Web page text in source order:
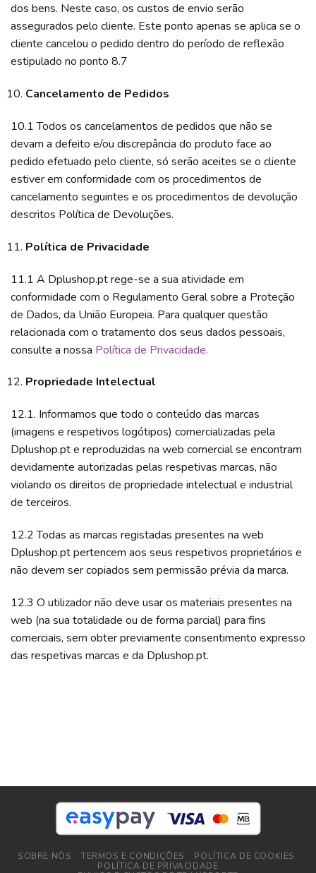
dos bens. Neste caso, os custos de envio serão
assegurados pelo cliente. Este ponto apenas se aplica se o
cliente cancelou o pedido dentro do período de reflexão
estipulado no ponto 8.7
Cancelamento de Pedidos
10.1 Todos os cancelamentos de pedidos que não se
devam a defeito e/ou discrepância do produto face ao
pedido efetuado pelo cliente, só serão aceites se o cliente
estiver em conformidade com os procedimentos de
cancelamento seguintes e os procedimentos de devolução
descritos Política de Devoluções.
Política de Privacidade
11.1 A Dplushop.pt rege-se a sua atividade em
conformidade com o Regulamento Geral sobre a Proteção
de Dados, da União Europeia. Para qualquer questão
relacionada com o tratamento dos seus dados pessoais,
consulte a nossa Política de Privacidade.
Propriedade Intelectual
12.1. Informamos que todo o conteúdo das marcas
(imagens e respetivos logótipos) comercializadas pela
Dplushop.pt e reproduzidas na web comercial se encontram
devidamente autorizadas pelas respetivas marcas, não
violando os direitos de propriedade intelectual e industrial
de terceiros.
12.2 Todas as marcas registadas presentes na web
Dplushop.pt pertencem aos seus respetivos proprietários e
não devem ser copiados sem permissão prévia da marca.
12.3 O utilizador não deve usar os materiais presentes na
web (na sua totalidade ou de forma parcial) para fins
comerciais, sem obter previamente consentimento expresso
das respetivas marcas e da Dplushop.pt.
SOBRE NÓS TERMOS E CONDIÇÕES
POLÍTICA DE COOKIES
POLÍTICA DE PRIVACIDADE